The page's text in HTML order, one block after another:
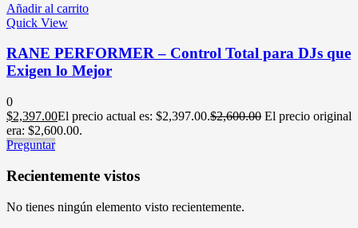
Añadir al carrito
Quick View
RANE PERFORMER – Control Total para DJs que
Exigen lo Mejor
0
$2,397.00El precio actual es: $2,397.00.$2,600.00 El precio original
era: $2,600.00.
Preguntar
Recientemente vistos
No tienes ningún elemento visto recientemente.